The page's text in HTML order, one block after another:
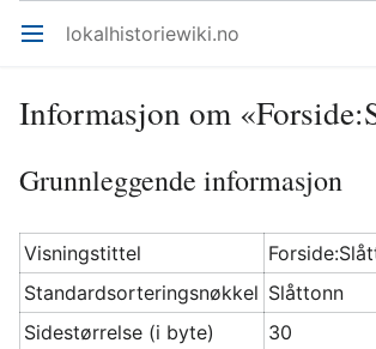
Åpne hovedmenyen lokalhistoriewiki.no
Informasjon om
Grunnleggende informasjon
Visningstittel
Standardsorteringsnøkkel Slåttonn
Sidestørrelse (i byte)
30